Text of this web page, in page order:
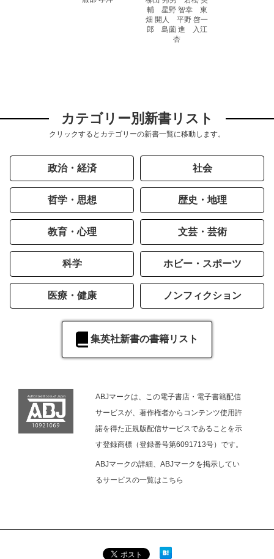
輔 星野 智幸 東
畑 開人 平野 啓一
郎 島薗 進 入江
杏
カテゴリー別新書リスト
クリックするとカテゴリーの新書一覧に移動します。
政治・経済 社会
哲学・思想 歴史・地理
教育・心理 文芸・芸術
科学 ホビー・スポーツ
医療・健康 ノンフィクション
集英社新書の書籍リスト
ABJマークは、この電子書店・電子書籍配信
サービスが、著作権者からコンテンツ使用許
諾を得た正規版配信サービスであることを示
す登録商標（登録番号第6091713号）です。
ABJマークの詳細、ABJマークを掲示してい
るサービスの一覧は こちら